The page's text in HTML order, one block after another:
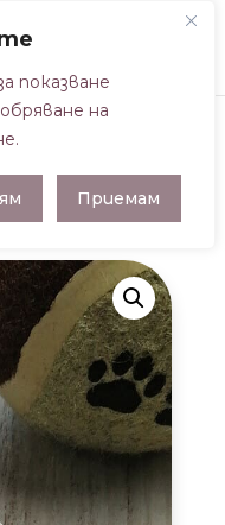
показване
на
Приемам
ЗА
ЗА